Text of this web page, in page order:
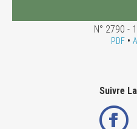
N° 2790 -
PDF•
Suivre